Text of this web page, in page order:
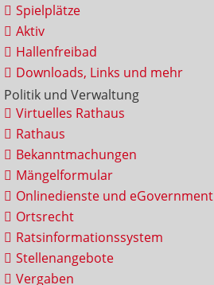
Spielplätze
Aktiv
Hallenfreibad
Downloads, Links und mehr
Politik und Verwaltung
Virtuelles Rathaus
Rathaus
Bekanntmachungen
Mängelformular
Onlinedienste und eGovernment
Ortsrecht
Ratsinformationssystem
Stellenangebote
Vergaben